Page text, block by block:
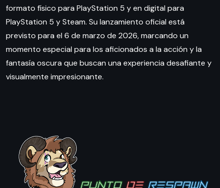
formato físico para PlayStation 5 y en digital para
PlayStation 5 y Steam. Su lanzamiento oficial está
previsto para el 6 de marzo de 2026, marcando un
momento especial para los aficionados a la acción y la
fantasía oscura que buscan una experiencia desafiante y
visualmente impresionante.